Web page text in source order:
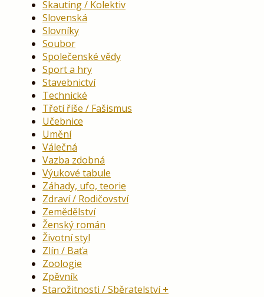
Skauting / Kolektiv
Slovenská
Slovníky
Soubor
Společenské vědy
Sport a hry
Stavebnictví
Technické
Třetí říše / Fašismus
Učebnice
Umění
Válečná
Vazba zdobná
Výukové tabule
Záhady, ufo, teorie
Zdraví / Rodičovství
Zemědělství
Ženský román
Životní styl
Zlín / Baťa
Zoologie
Zpěvník
Starožitnosti / Sběratelství